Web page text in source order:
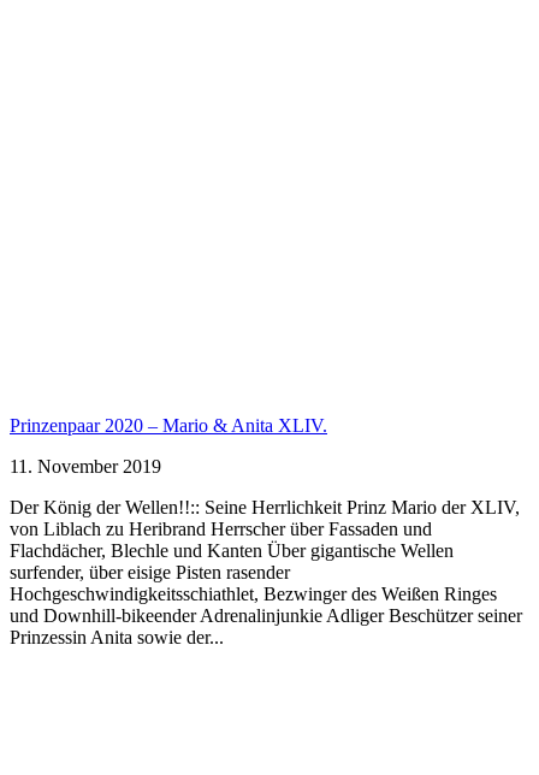
Prinzenpaar 2020 – Mario & Anita XLIV.
11. November 2019
Der König der Wellen!!:: Seine Herrlichkeit Prinz Mario der XLIV,
von Liblach zu Heribrand Herrscher über Fassaden und
Flachdächer, Blechle und Kanten Über gigantische Wellen
surfender, über eisige Pisten rasender
Hochgeschwindigkeitsschiathlet, Bezwinger des Weißen Ringes
und Downhill-bikeender Adrenalinjunkie Adliger Beschützer seiner
Prinzessin Anita sowie der...